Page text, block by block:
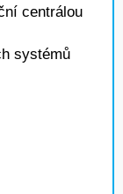
centrálou
systémů